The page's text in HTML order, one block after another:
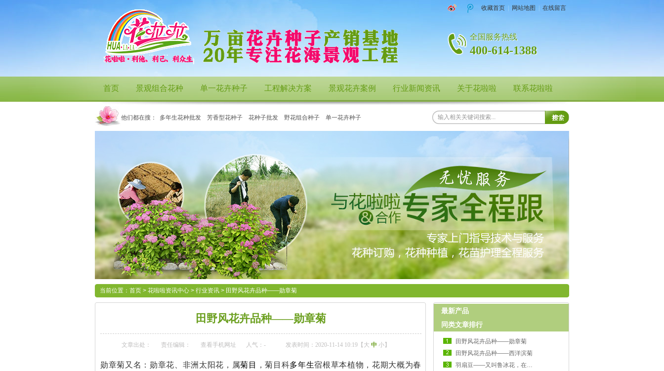
收藏首页 网站地图 在线留言
全国服务热线
400-614-1388
首页 景观组合花种 单一花卉种子 工程解决方案 景观花卉案例 行业新闻资讯 关于花啦啦 联系花啦啦
他们都在搜： 多年生花种批发 芳香型花种子 花种子批发 野花组合种子 单一花卉种子
当前位置： 首页 > 花啦啦资讯中心 > 行业资讯 > 田野风花卉品种——勋章菊
田野风花卉品种——勋章菊
文章出处： 责任编辑： 查看手机网址 人气： - 发表时间：2020-11-14 10:19【 大 中 小】
勋章菊又名：勋章花、非洲太阳花，属菊目 ，菊目科多年生宿根草本植物，花期大概为春
最新产品
同类文章排行
田野风花卉品种——勋章菊
田野风花卉品种——西洋滨菊
羽扇豆——又叫鲁冰花，在台湾被称为母亲花